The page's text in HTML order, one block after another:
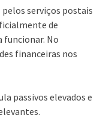
serviços postais
de
funcionar. No
financeiras nos
passivos elevados e